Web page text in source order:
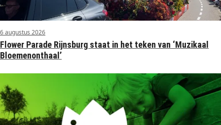
6 augustus 2026
Flower Parade Rijnsburg staat in het teken van ‘Muzikaal
Bloemenonthaal’